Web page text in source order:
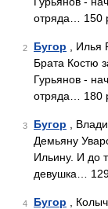
отряда… 150
2 Бугор , Илья
Брата Костю
Гурьянов -
отряда… 180
3 Бугор ,
Демьяну
Ильину. И до
девушка…
4 Бугор ,